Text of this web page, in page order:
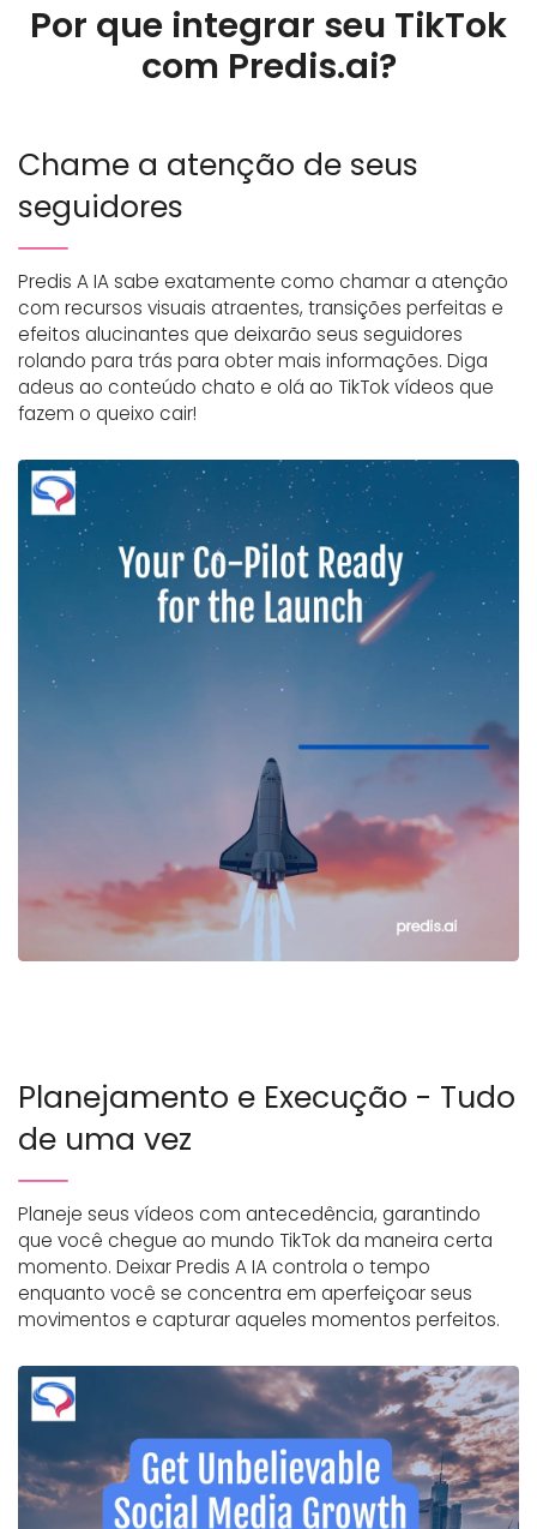
Por que integrar seu TikTok
com Predis.ai?
Chame a atenção de seus
seguidores
Predis A IA sabe exatamente como chamar a atenção
com recursos visuais atraentes, transições perfeitas e
efeitos alucinantes que deixarão seus seguidores
rolando para trás para obter mais informações. Diga
adeus ao conteúdo chato e olá ao TikTok vídeos que
fazem o queixo cair!
Planejamento e Execução - Tudo
de uma vez
Planeje seus vídeos com antecedência, garantindo
que você chegue ao mundo TikTok da maneira certa
momento. Deixar Predis A IA controla o tempo
enquanto você se concentra em aperfeiçoar seus
movimentos e capturar aqueles momentos perfeitos.